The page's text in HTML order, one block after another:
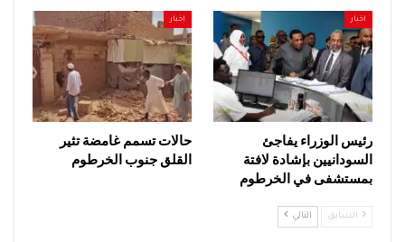
اخبار
رئيس الوزراء يفاجئ
السودانيين بإشادة لافتة
بمستشفى في الخرطوم
اخبار
حالات تسمم غامضة تثير
القلق جنوب الخرطوم
السابق التالي